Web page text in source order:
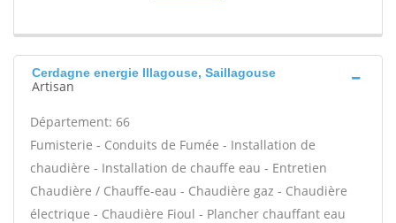
Cerdagne energie Illagouse, Saillagouse
Artisan
Département: 66
Fumisterie - Conduits de Fumée - Installation de
chaudière - Installation de chauffe eau - Entretien
Chaudière / Chauffe-eau - Chaudière gaz - Chaudière
électrique - Chaudière Fioul - Plancher chauffant eau